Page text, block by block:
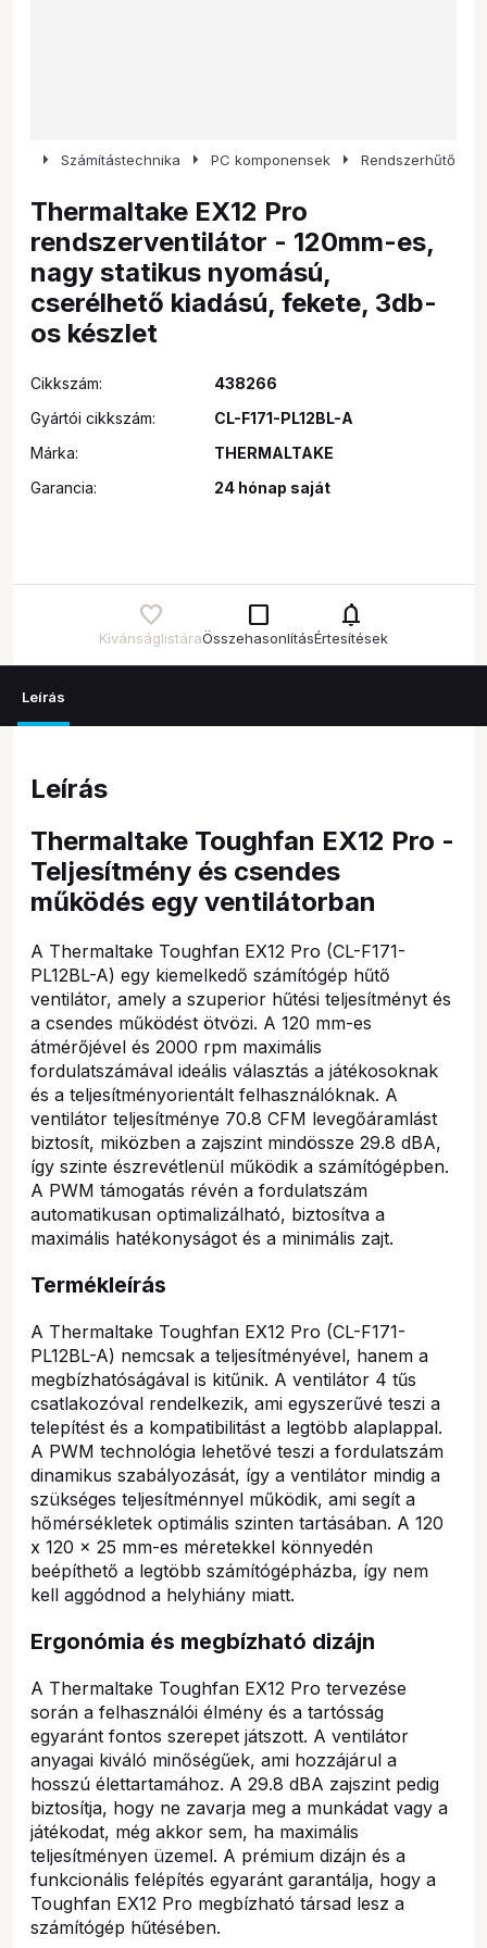
arrow_right Számítástechnika arrow_right PC komponensek arrow_right Rendszerhűtő
Thermaltake EX12 Pro
rendszerventilátor - 120mm-es,
nagy statikus nyomású,
cserélhető kiadású, fekete, 3db-
os készlet
Cikkszám:
438266
Gyártói cikkszám:
CL-F171-PL12BL-A
Márka:
THERMALTAKE
Garancia:
24 hónap saját
Kívánságlistára
check_box_outline_blank
Összehasonlítás
notifications
Értesítések
Leírás
Leírás
Thermaltake Toughfan EX12 Pro -
Teljesítmény és csendes
működés egy ventilátorban
A Thermaltake Toughfan EX12 Pro (CL-F171-
PL12BL-A) egy kiemelkedő számítógép hűtő
ventilátor, amely a szuperior hűtési teljesítményt és
a csendes működést ötvözi. A 120 mm-es
átmérőjével és 2000 rpm maximális
fordulatszámával ideális választás a játékosoknak
és a teljesítményorientált felhasználóknak. A
ventilátor teljesítménye 70.8 CFM levegőáramlást
biztosít, miközben a zajszint mindössze 29.8 dBA,
így szinte észrevétlenül működik a számítógépben.
A PWM támogatás révén a fordulatszám
automatikusan optimalizálható, biztosítva a
maximális hatékonyságot és a minimális zajt.
Termékleírás
A Thermaltake Toughfan EX12 Pro (CL-F171-
PL12BL-A) nemcsak a teljesítményével, hanem a
megbízhatóságával is kitűnik. A ventilátor 4 tűs
csatlakozóval rendelkezik, ami egyszerűvé teszi a
telepítést és a kompatibilitást a legtöbb alaplappal.
A PWM technológia lehetővé teszi a fordulatszám
dinamikus szabályozását, így a ventilátor mindig a
szükséges teljesítménnyel működik, ami segít a
hőmérsékletek optimális szinten tartásában. A 120
x 120 x 25 mm-es méretekkel könnyedén
beépíthető a legtöbb számítógépházba, így nem
kell aggódnod a helyhiány miatt.
Ergonómia és megbízható dizájn
A Thermaltake Toughfan EX12 Pro tervezése
során a felhasználói élmény és a tartósság
egyaránt fontos szerepet játszott. A ventilátor
anyagai kiváló minőségűek, ami hozzájárul a
hosszú élettartamához. A 29.8 dBA zajszint pedig
biztosítja, hogy ne zavarja meg a munkádat vagy a
játékodat, még akkor sem, ha maximális
teljesítményen üzemel. A prémium dizájn és a
funkcionális felépítés egyaránt garantálja, hogy a
Toughfan EX12 Pro megbízható társad lesz a
számítógép hűtésében.